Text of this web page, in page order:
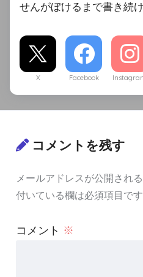
せんがぼけるまで書き続け
X Facebook
コメントを残す
メールアドレスが公開され
付いている欄は必須項目です
コメント ※